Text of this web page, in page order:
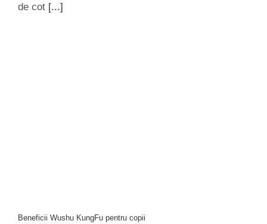
de cot [...]
Beneficii Wushu KungFu pentru copii